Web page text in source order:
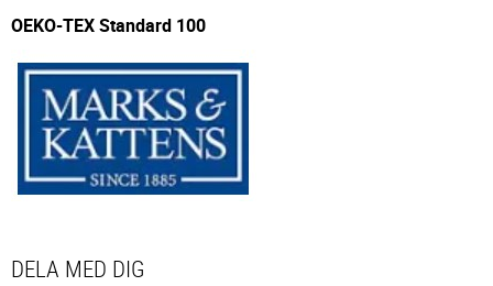
OEKO-TEX Standard 100
DELA MED DIG